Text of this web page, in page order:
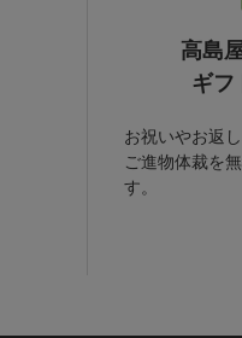
高島
ギフ
お祝いやお返
ご進物体裁を
す。